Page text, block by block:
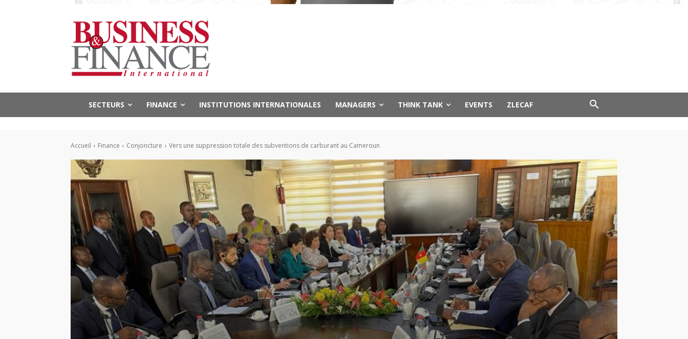
SECTEURS FINANCE INSTITUTIONS INTERNATIONALES MANAGERS THINK TANK EVENTS ZLECAF
Accueil Finance Conjoncture Vers une suppression totale des subventions de carburant au Cameroun